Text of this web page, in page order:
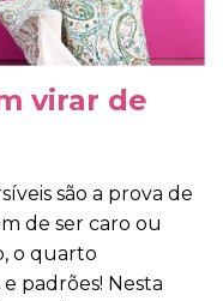
virar de
são a prova de
de ser caro ou
o quarto
padrões! Nesta